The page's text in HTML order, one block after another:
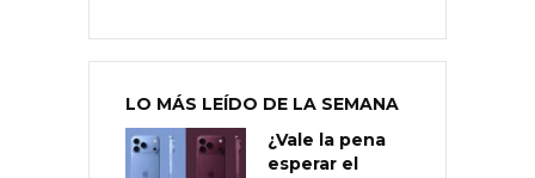
LO MÁS LEÍDO DE LA SEMANA
¿Vale la pena
esperar el